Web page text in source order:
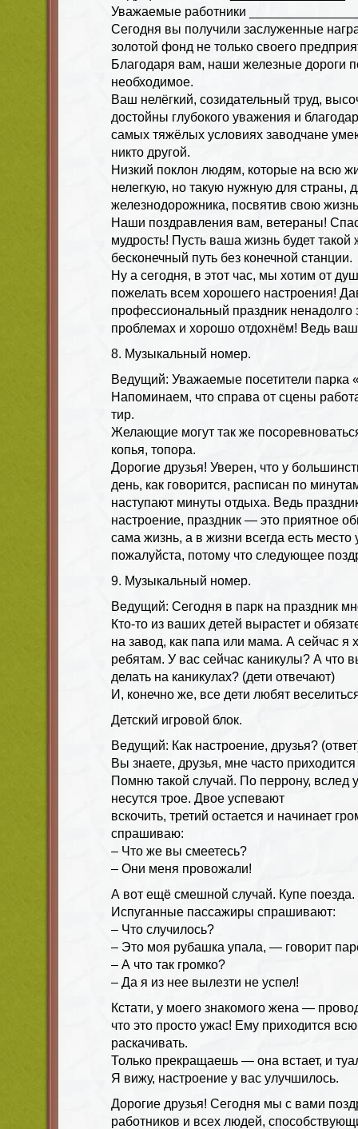
Уважаемые работники
Сегодня вы получили заслуженные
золотой фонд не только своего
Благодаря вам, наши железные дороги
необходимое.
Ваш нелёгкий, созидательный труд,
достойны глубокого уважения и
самых тяжёлых условиях заводчане
никто другой.
Низкий поклон людям, которые на всю
нелегкую, но такую нужную для страны,
железнодорожника, посвятив свою
Наши поздравления вам, ветераны!
мудрость! Пусть ваша жизнь будет такой
бесконечный путь без конечной станции.
Ну а сегодня, в этот час, мы хотим от
пожелать всем хорошего настроения!
профессиональный праздник ненадолго
проблемах и хорошо отдохнём! Ведь
8. Музыкальный номер.
Ведущий: Уважаемые посетители парка
Напоминаем, что справа от сцены
тир.
Желающие могут так же
копья, топора.
Дорогие друзья! Уверен, что у
день, как говорится, расписан по
наступают минуты отдыха. Ведь
настроение, праздник — это приятное
сама жизнь, а в жизни всегда есть
пожалуйста, потому что следующее
9. Музыкальный номер.
Ведущий: Сегодня в парк на праздник
Кто-то из ваших детей вырастет и
на завод, как папа или мама. А сейчас я
ребятам. У вас сейчас каникулы? А что
делать на каникулах? (дети отвечают)
И, конечно же, все дети любят
Детский игровой блок.
Ведущий: Как настроение, друзья?
Вы знаете, друзья, мне часто
Помню такой случай. По перрону, вслед
несутся трое. Двое успевают
вскочить, третий остается и начинает
спрашиваю:
– Что же вы смеетесь?
– Они меня провожали!
А вот ещё смешной случай. Купе поезда.
Испуганные пассажиры спрашивают:
– Что случилось?
– Это моя рубашка упала, — говорит
– А что так громко?
– Да я из нее вылезти не успел!
Кстати, у моего знакомого жена —
что это просто ужас! Ему приходится
раскачивать.
Только прекращаешь — она встает, и
Я вижу, настроение у вас улучшилось.
Дорогие друзья! Сегодня мы с вами
работников и всех людей,